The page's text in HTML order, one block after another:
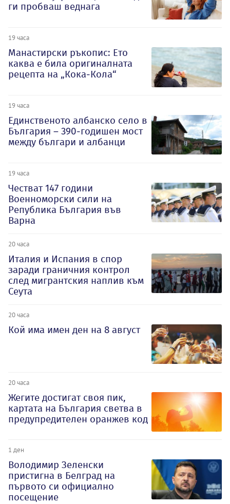
ги пробваш веднага
19 часа
Манастирски ръкопис: Ето
каква е била оригиналната
рецепта на „Кока-Кола“
19 часа
Единственото албанско село в
България – 390-годишен мост
между българи и албанци
19 часа
Честват 147 години
Военноморски сили на
Република България във
Варна
20 часа
Италия и Испания в спор
заради граничния контрол
след мигрантския наплив към
Сеута
20 часа
Кой има имен ден на 8 август
20 часа
Жегите достигат своя пик,
картата на България светва в
предупредителен оранжев код
1 ден
Володимир Зеленски
пристигна в Белград на
първото си официално
посещение